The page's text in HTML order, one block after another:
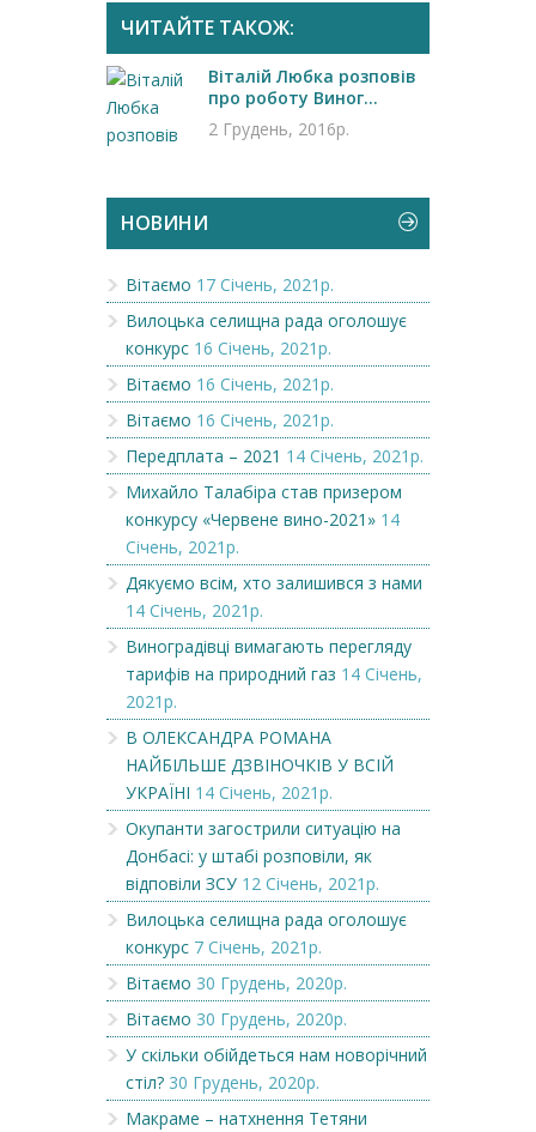
ЧИТАЙТЕ ТАКОЖ:
Віталій Любка розповів
про роботу Виног...
2 Грудень, 2016р.
НОВИНИ
Вітаємо 17 Січень, 2021р.
Вилоцька селищна рада оголошує
конкурс 16 Січень, 2021р.
Вітаємо 16 Січень, 2021р.
Вітаємо 16 Січень, 2021р.
Передплата – 2021 14 Січень, 2021р.
Михайло Талабіра став призером
конкурсу «Червене вино-2021» 14
Січень, 2021р.
Дякуємо всім, хто залишився з нами
14 Січень, 2021р.
Виноградівці вимагають перегляду
тарифів на природний газ 14 Січень,
2021р.
В ОЛЕКСАНДРА РОМАНА
НАЙБІЛЬШЕ ДЗВІНОЧКІВ У ВСІЙ
УКРАЇНІ 14 Січень, 2021р.
Окупанти загострили ситуацію на
Донбасі: у штабі розповіли, як
відповіли ЗСУ 12 Січень, 2021р.
Вилоцька селищна рада оголошує
конкурс 7 Січень, 2021р.
Вітаємо 30 Грудень, 2020р.
Вітаємо 30 Грудень, 2020р.
У скільки обійдеться нам новорічний
стіл? 30 Грудень, 2020р.
Макраме – натхнення Тетяни